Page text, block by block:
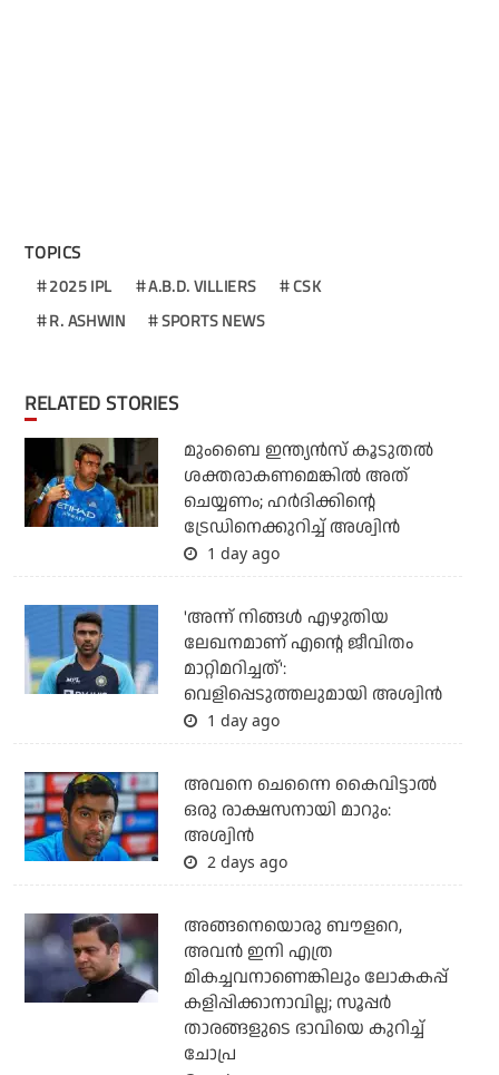
TOPICS
2025 IPL A.B.D. VILLIERS
CSK
R. ASHWIN
SPORTS NEWS
RELATED STORIES
മുംബൈ ഇന്ത്യന്‍സ് കൂടുതല്‍
ശക്തരാകണമെങ്കില്‍ അത്
ചെയ്യണം; ഹര്‍ദിക്കിന്റെ
ട്രേഡിനെക്കുറിച്ച് അശ്വിന്‍
1 day ago
'അന്ന് നിങ്ങള്‍ എഴുതിയ
ലേഖനമാണ് എന്റെ ജീവിതം
മാറ്റിമറിച്ചത്':
വെളിപ്പെടുത്തലുമായി അശ്വിന്‍
1 day ago
അവനെ ചെന്നൈ കൈവിട്ടാല്‍
ഒരു രാക്ഷസനായി മാറും:
അശ്വിന്‍
2 days ago
അങ്ങനെയൊരു ബൗളറെ,
അവന്‍ ഇനി എത്ര
മികച്ചവനാണെങ്കിലും ലോകകപ്പ്
കളിപ്പിക്കാനാവില്ല; സൂപ്പര്‍
താരങ്ങളുടെ ഭാവിയെ കുറിച്ച്
ചോപ്ര